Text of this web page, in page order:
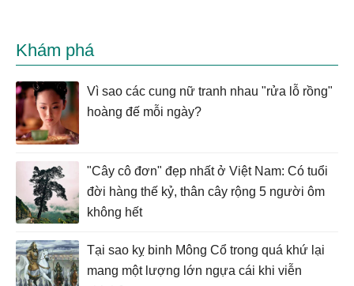
Khám phá
Vì sao các cung nữ tranh nhau "rửa lỗ rồng"
hoàng đế mỗi ngày?
"Cây cô đơn" đẹp nhất ở Việt Nam: Có tuổi
đời hàng thế kỷ, thân cây rộng 5 người ôm
không hết
Tại sao kỵ binh Mông Cổ trong quá khứ lại
mang một lượng lớn ngựa cái khi viễn